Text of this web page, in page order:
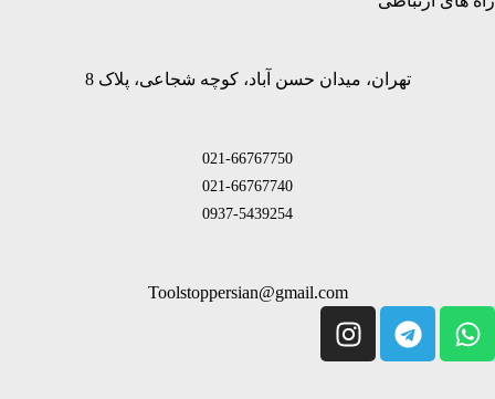
تهران، میدان حسن آباد، کوچه شجاعی، پلاک 8
021-66767750
021-66767740
0937-5439254
Toolstoppersian@gmail.com